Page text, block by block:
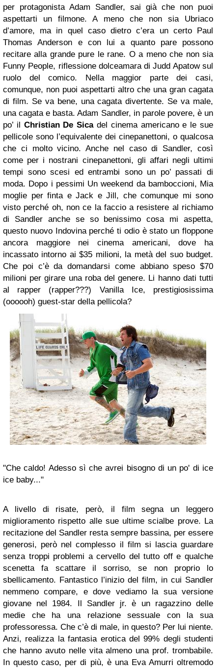
per protagonista Adam Sandler, sai già che non puoi
aspettarti un filmone. A meno che non sia Ubriaco
d’amore, ma in quel caso dietro c’era un certo Paul
Thomas Anderson e con lui a quanto pare possono
recitare alla grande pure le rane. O a meno che non sia
Funny People, riflessione dolceamara di Judd Apatow sul
ruolo del comico. Nella maggior parte dei casi,
comunque, non puoi aspettarti altro che una gran cagata
di film. Se va bene, una cagata divertente. Se va male,
una cagata e basta. Adam Sandler, in parole povere, è un
po’ il Christian De Sicadel cinema americano e le sue
pellicole sono l’equivalente dei cinepanettoni, o qualcosa
che ci molto vicino. Anche nel caso di Sandler, così
come per i nostrani cinepanettoni, gli affari negli ultimi
tempi sono scesi ed entrambi sono un po’ passati di
moda. Dopo i pessimi Un weekend da bamboccioni, Mia
moglie per finta e Jack e Jill, che comunque mi sono
visto perché oh, non ce la faccio a resistere al richiamo
di Sandler anche se so benissimo cosa mi aspetta,
questo nuovo Indovina perché ti odio è stato un floppone
ancora maggiore nei cinema americani, dove ha
incassato intorno ai $35 milioni, la metà del suo budget.
Che poi c’è da domandarsi come abbiano speso $70
milioni per girare una roba del genere. Li hanno dati tutti
al rapper (rapper???) Vanilla Ice, prestigiosissima
(oooooh) guest-star della pellicola?
"Che caldo! Adesso sì che avrei bisogno di un po' di ice
ice baby..."
A livello di risate, però, il film segna un leggero
miglioramento rispetto alle sue ultime scialbe prove. La
recitazione del Sandler resta sempre bassina, per essere
generosi, però nel complesso il film si lascia guardare
senza troppi problemi a cervello del tutto off e qualche
scenetta fa scattare il sorriso, se non proprio lo
sbellicamento. Fantastico l’inizio del film, in cui Sandler
nemmeno compare, e dove vediamo la sua versione
giovane nel 1984. Il Sandler jr. è un ragazzino delle
medie che ha una relazione sessuale con la sua
professoressa. Che c’è di male, in questo? Per lui niente.
Anzi, realizza la fantasia erotica del 99% degli studenti
che hanno avuto nelle vita almeno una prof. trombabile.
In questo caso, per di più, è una Eva Amurri oltremodo